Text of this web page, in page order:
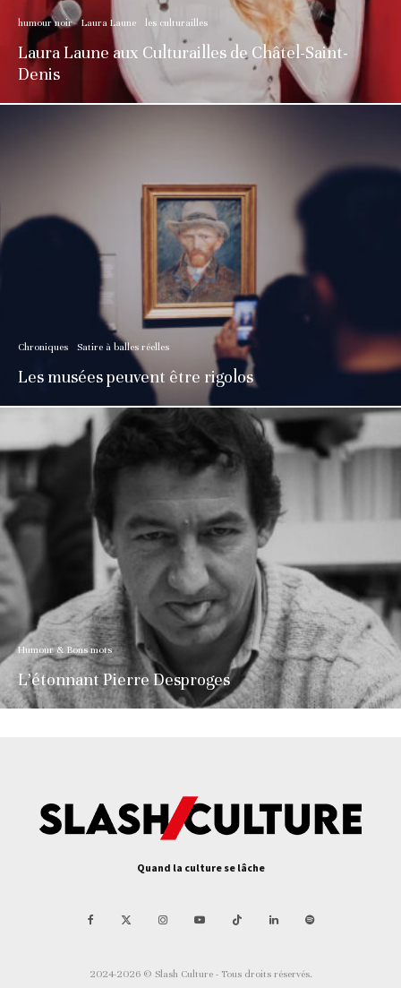
humour noir Laura Laune les culturailles
Laura Laune aux Culturailles de Châtel-Saint-
Denis
Chroniques Satire à balles réelles
Les musées peuvent être rigolos
Humour & Bons mots
L’étonnant Pierre Desproges
Quand la culture se lâche
2024-2026 © Slash Culture - Tous droits réservés.